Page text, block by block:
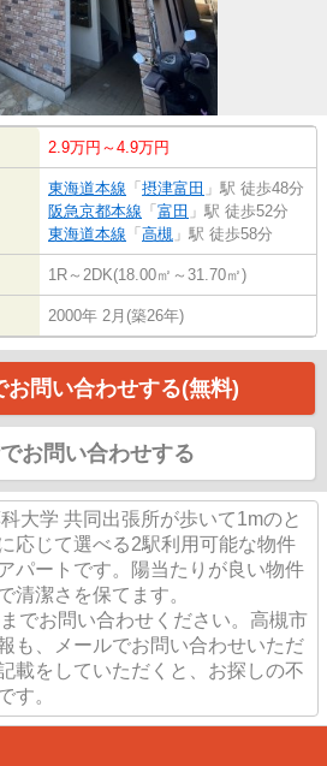
2.9万円～4.9万円
東海道本線 「 摂津富田 」駅 徒歩48分
阪急京都本線 「 富田 」駅 徒歩52分
東海道本線 「 高槻 」駅 徒歩58分
1R～2DK(18.00㎡～31.70㎡)
2000年 2月(築26年)
お問い合わせする(無料)
お問い合わせする
大学 共同出張所が歩いて1mのと
応じて選べる2駅利用可能な物件
パートです。陽当たりが良い物件
清潔さを保てます。
でお問い合わせください。高槻市
も、メールでお問い合わせいただ
載をしていただくと、お探しの不
す。